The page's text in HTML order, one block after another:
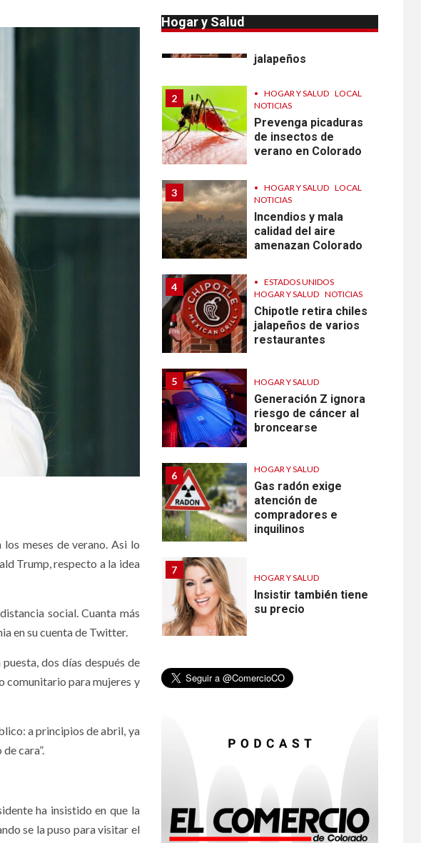
meses de verano. Asi lo
Trump, respecto a la idea
social. Cuanta más
en su cuenta de Twitter.
dos días después de
comunitario para mujeres y
a principios de abril, ya
cara”.
ha insistido en que la
se la puso para visitar el
Hogar y Salud
Colorado 110 casos
de salmonela por
jalapeños
2 • HOGAR Y SALUD LOCAL
NOTICIAS
Prevenga picaduras
de insectos de
verano en Colorado
3 • HOGAR Y SALUD LOCAL
NOTICIAS
Incendios y mala
calidad del aire
amenazan Colorado
4 •
ESTADOS UNIDOS
HOGAR Y SALUD NOTICIAS
Chipotle retira chiles
jalapeños de varios
restaurantes
5 HOGAR Y SALUD
Generación Z ignora
riesgo de cáncer al
broncearse
6 HOGAR Y SALUD
Gas radón exige
atención de
compradores e
inquilinos
7
HOGAR Y SALUD
Insistir también tiene
su precio
8
HOGAR Y SALUD
EE. UU. reporta sus
Michigan
Más casos de
sarampión en EEUU
este año que en 2025